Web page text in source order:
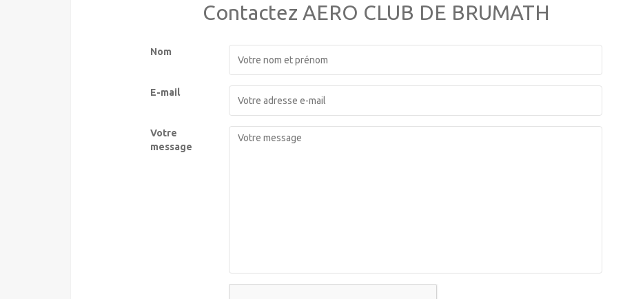
Contactez AERO CLUB DE BRUMATH
Nom
E-mail
Votre
message